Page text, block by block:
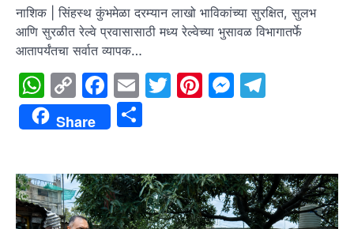
नाशिक | सिंहस्थ कुंभमेळा दरम्यान लाखो भाविकांच्या सुरक्षित, सुलभ
आणि सुरळीत रेल्वे प्रवासासाठी मध्य रेल्वेच्या भुसावळ विभागातर्फे
आतापर्यंतचा सर्वात व्यापक…
WhatsApp
Copy
Link
Facebook
EmailTwitter
Pinterest
Share